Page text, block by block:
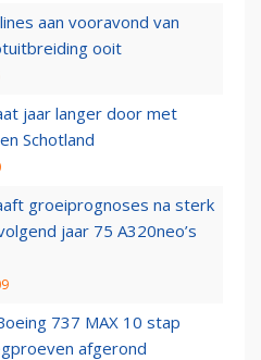
aan vooravond van
ooit
jaar langer door met
Schotland
groeiprognoses na sterk
jaar 75 A320neo’s
737 MAX 10 stap
afgerond